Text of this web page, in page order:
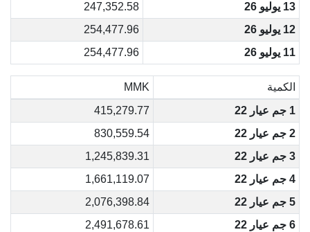
13 يوليو 26
247,352.58
12 يوليو 26
254,477.96
11 يوليو 26
254,477.96
الكمية
MMK
1 جم عيار 22
415,279.77
2 جم عيار 22
830,559.54
3 جم عيار 22
1,245,839.31
4 جم عيار 22
1,661,119.07
5 جم عيار 22
2,076,398.84
6 جم عيار 22
2,491,678.61